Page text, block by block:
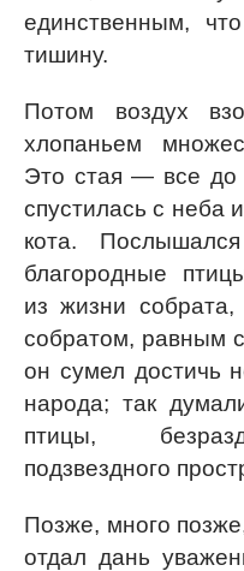
единственным,
тишину.
Потом воздух
хлопаньем
Это стая — все
спустилась с неба
кота.
благородные
из жизни
собратом, равным
он сумел достичь
народа; так
птицы,
подзвездного
Позже, много
отдал дань